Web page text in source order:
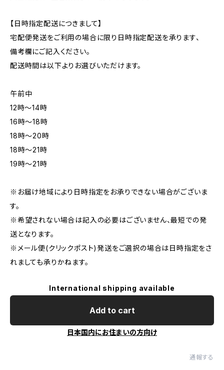
【日時指定配送につきまして】
宅配便発送をご利用の場合に限り日時指定配送を承ります、
備考欄にご記入ください。
配送時間は以下よりお選びいただけます。
午前中
12時〜14時
16時〜18時
18時〜20時
18時〜21時
19時〜21時
※お届け地域により日時指定をお承りできない場合がございま
す。
※希望されない場合は記入の必要はございません、最短での発
送となります。
※メール便(クリックポスト)発送をご選択の場合は日時指定をさ
れましても承りかねます。
International shipping available
Add to cart
日本国内にお住まいの方向け
通報する